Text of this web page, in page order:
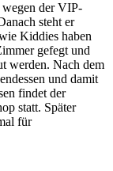
wegen der VIP-
steht er
Kiddies haben
gefegt und
werden. Nach dem
und damit
findet der
statt. Später
für